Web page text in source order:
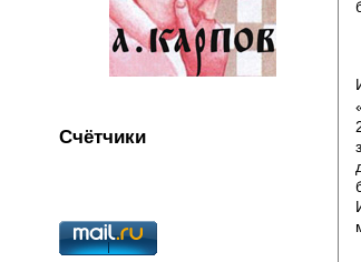
Счётчики